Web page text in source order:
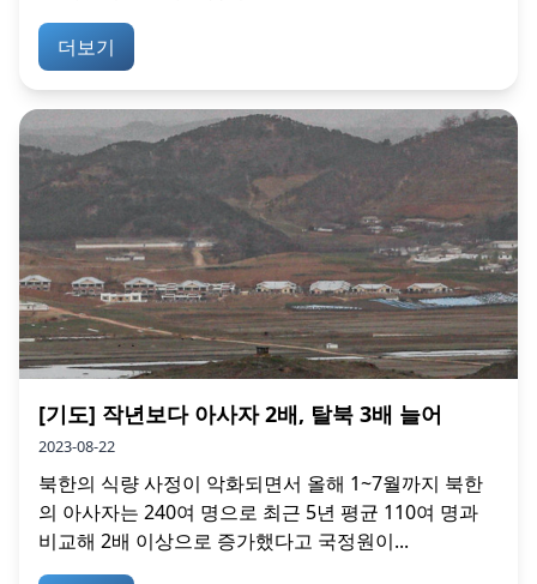
더보기
[기도] 작년보다 아사자 2배, 탈북 3배 늘어
2023-08-22
북한의 식량 사정이 악화되면서 올해 1~7월까지 북한
의 아사자는 240여 명으로 최근 5년 평균 110여 명과
비교해 2배 이상으로 증가했다고 국정원이...